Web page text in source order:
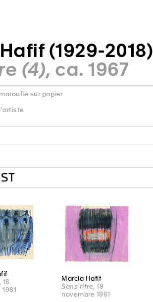
(1929-2018)
(4), ca. 1967
sur papier
, 18
Marcia Hafif
Sans titre , 19
novembre 1961